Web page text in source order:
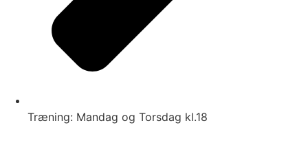
Træning: Mandag og Torsdag kl.18